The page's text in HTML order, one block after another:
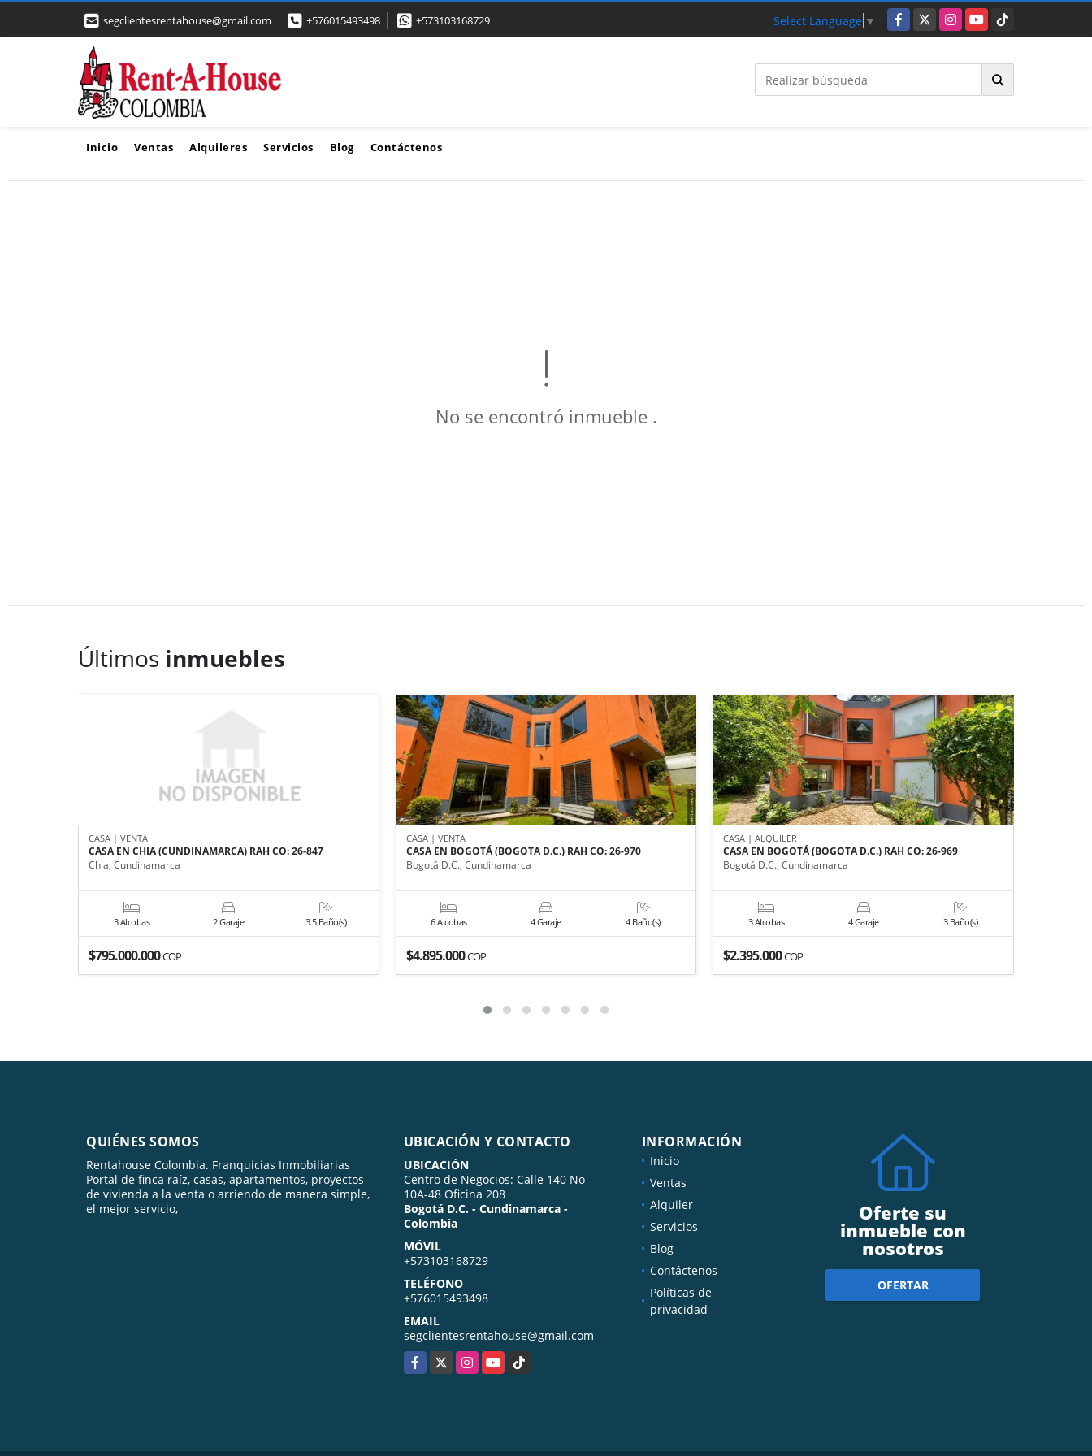
segclientesrentahouse@gmail.com +576015493498 +573103168729 Select Language ▼ Facebook
X InstagramYouTubeTikTok
Inicio Ventas Alquileres Servicios Blog Contáctenos
No se encontró inmueble .
Últimos inmuebles
CASA | VENTA
CASA EN CHIA (CUNDINAMARCA) RAH CO: 26-847
Chia, Cundinamarca
3 Alcobas 2 Garaje 3.5 Baño(s)
$795.000.000COP
CASA | VENTA
CASA EN BOGOTÁ (BOGOTA D.C.) RAH CO: 26-970
Bogotá D.C., Cundinamarca
6 Alcobas 4 Garaje 4 Baño(s)
$4.895.000COP
CASA | ALQUILER
CASA EN BOGOTÁ (BOGOTA D.C.) RAH CO: 26-969
Bogotá D.C., Cundinamarca
3 Alcobas 4 Garaje 3 Baño(s)
$2.395.000COP
QUIÉNES SOMOS
Rentahouse Colombia. Franquicias Inmobiliarias
Portal de finca raíz, casas, apartamentos, proyectos
de vivienda a la venta o arriendo de manera simple,
el mejor servicio,
UBICACIÓN Y CONTACTO
UBICACIÓN
Centro de Negocios: Calle 140 No
10A-48 Oficina 208
Bogotá D.C. - Cundinamarca -
Colombia
MÓVIL
+573103168729
TELÉFONO
+576015493498
EMAIL
segclientesrentahouse@gmail.com
Facebook
X InstagramYouTubeTikTok
INFORMACIÓN
Inicio
Ventas
Alquiler
Servicios
Blog
Contáctenos
Políticas de
privacidad
Oferte su
inmueble con
nosotros
OFERTAR